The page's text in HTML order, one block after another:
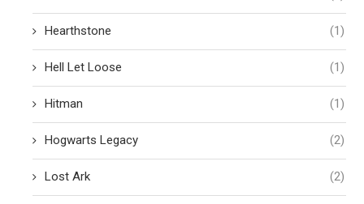
Hearthstone (1)
Hell Let Loose (1)
Hitman (1)
Hogwarts Legacy (2)
Lost Ark (2)